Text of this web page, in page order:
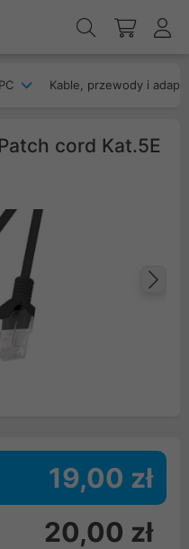
Kable, przewody i
cord Kat.5E
19,00 zł
20,00 zł